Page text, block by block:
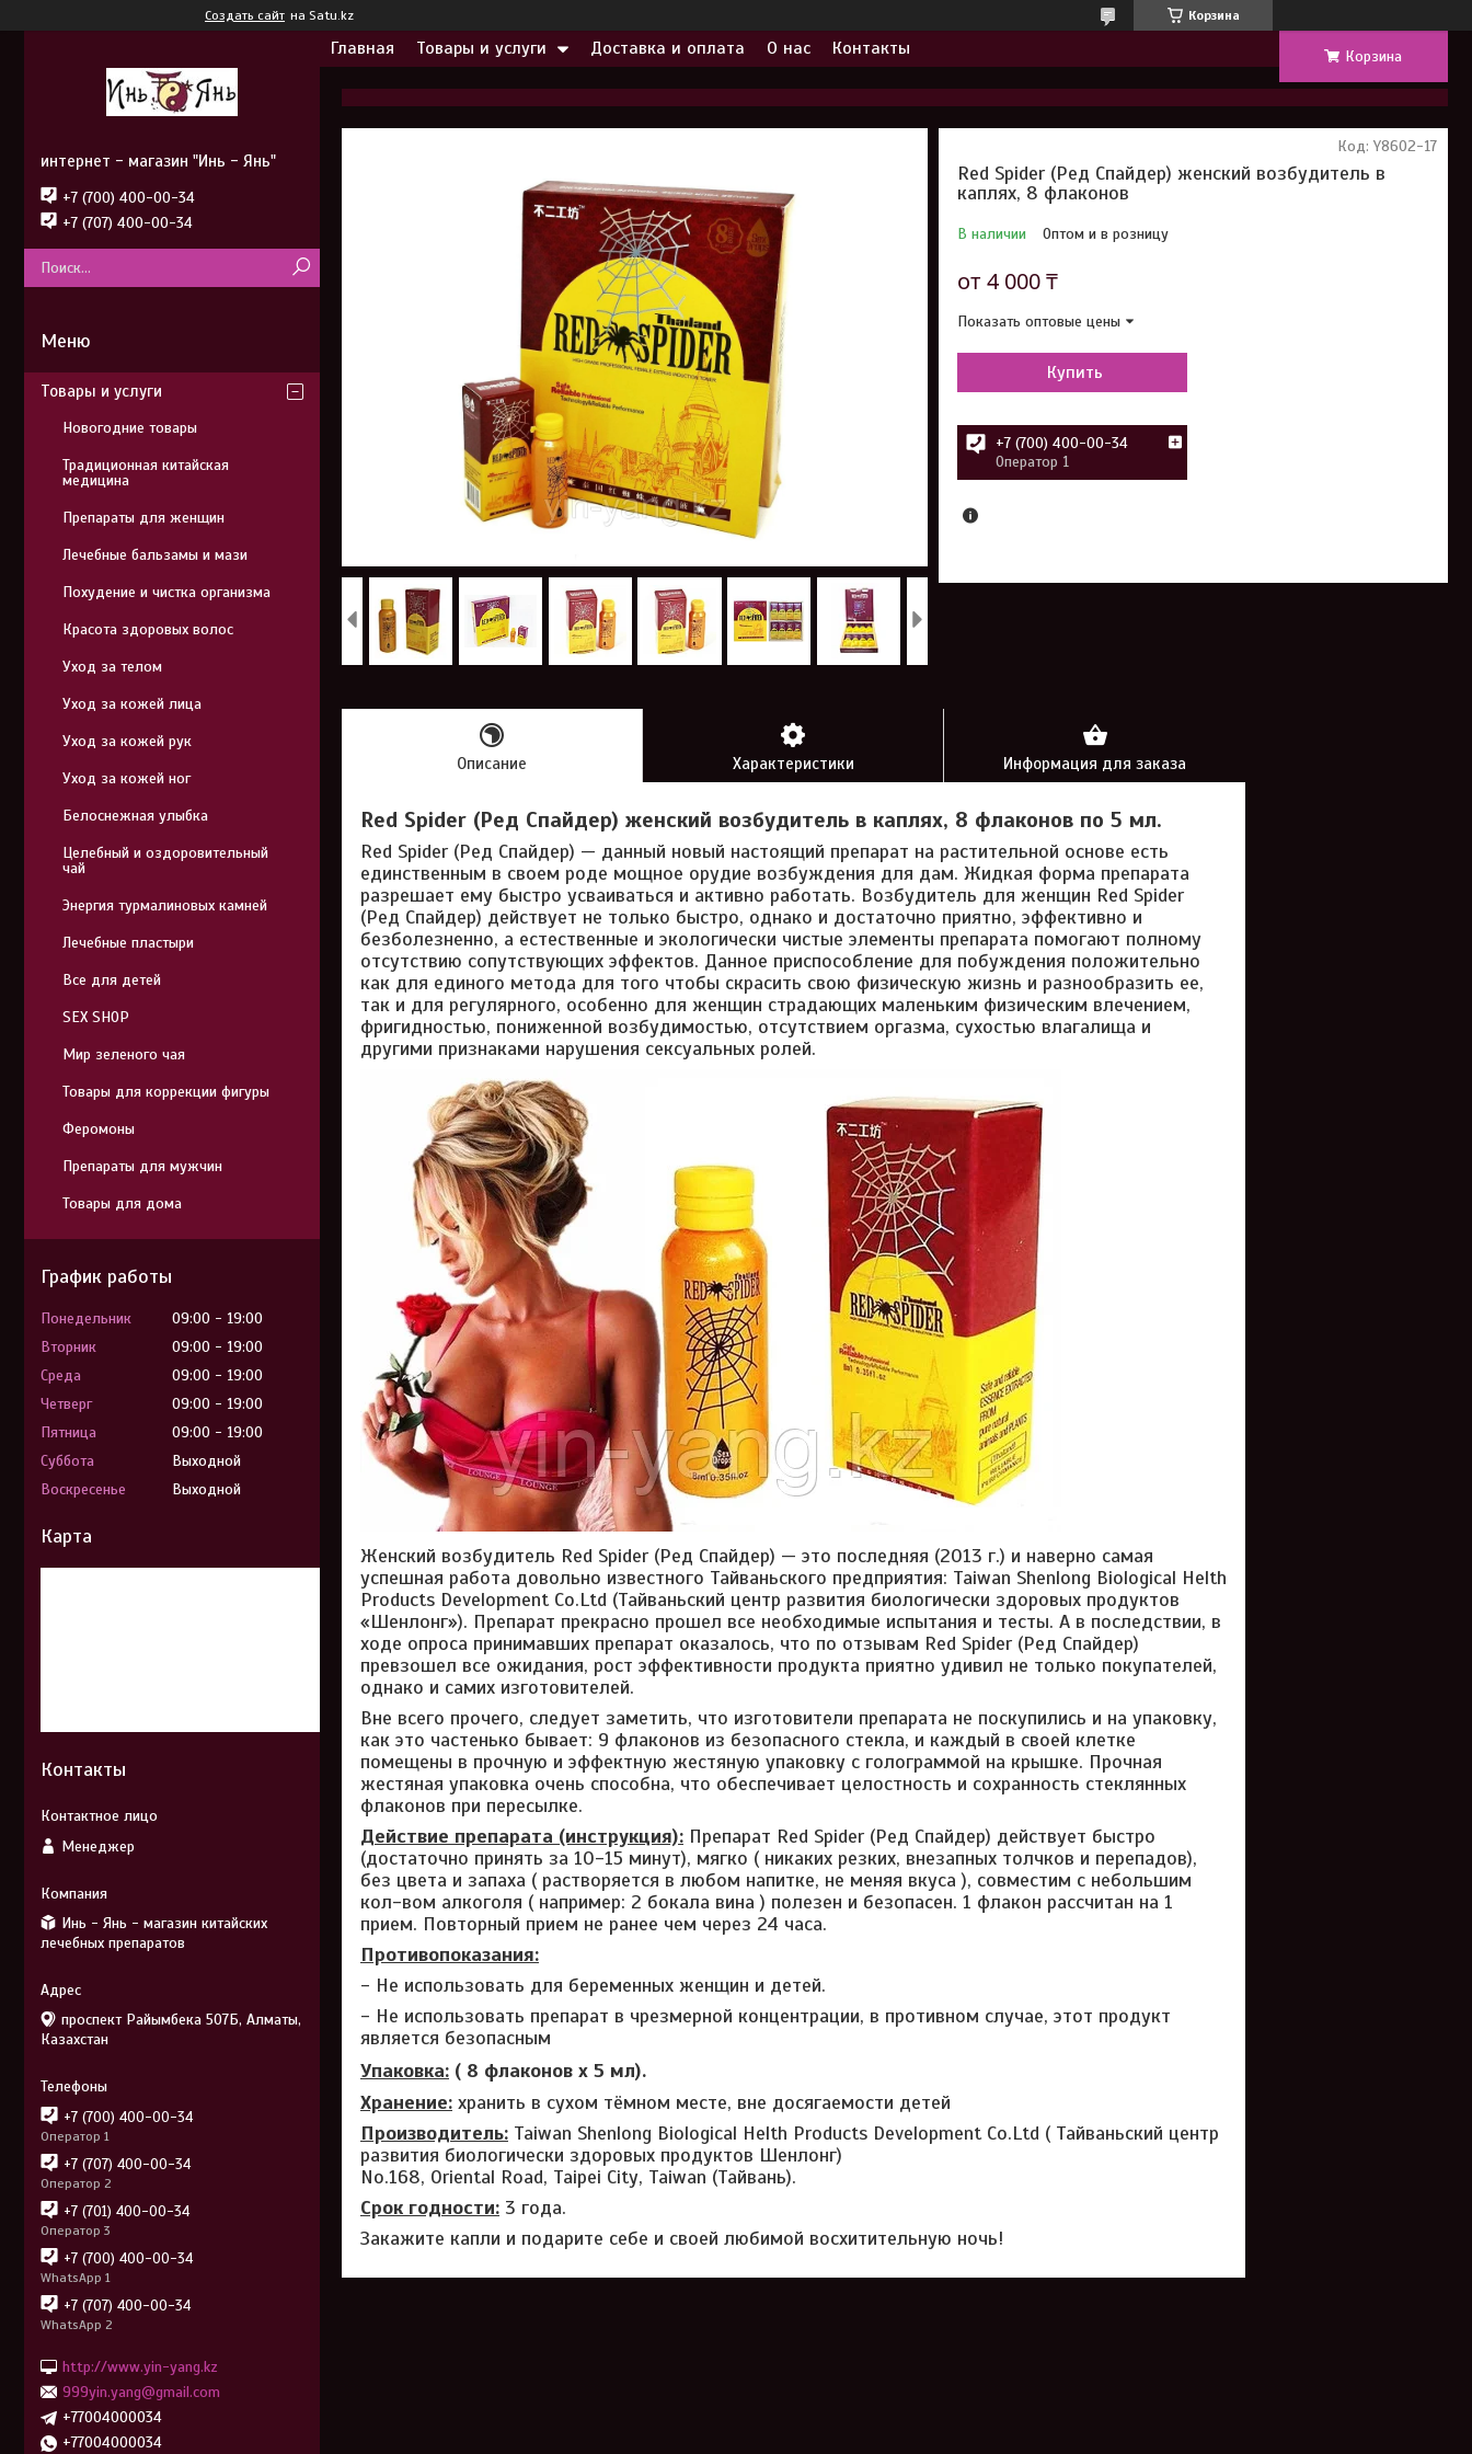
Создать сайт на Satu.kz Корзина
Главная Товары и услуги Доставка и оплата О нас Контакты Корзина
Red Spider (Ред Спайдер) женский возбудитель в
каплях, 8 флаконов
В наличии Оптом и в розницу
Код: Y8602-17
от4 000 ₸
Показать оптовые цены
Купить
+7 (700) 400-00-34
Оператор 1
Описание Характеристики Информация для заказа
Red Spider (Ред Спайдер) женский возбудитель в каплях, 8 флаконов по 5 мл.
Red Spider (Ред Спайдер) — данный новый настоящий препарат на растительной основе есть
единственным в своем роде мощное орудие возбуждения для дам. Жидкая форма препарата
разрешает ему быстро усваиваться и активно работать. Возбудитель для женщин Red Spider
(Ред Спайдер) действует не только быстро, однако и достаточно приятно, эффективно и
безболезненно, а естественные и экологически чистые элементы препарата помогают полному
отсутствию сопутствующих эффектов. Данное приспособление для побуждения положительно
как для единого метода для того чтобы скрасить свою физическую жизнь и разнообразить ее,
так и для регулярного, особенно для женщин страдающих маленьким физическим влечением,
фригидностью, пониженной возбудимостью, отсутствием оргазма, сухостью влагалища и
другими признаками нарушения сексуальных ролей.
Женский возбудитель Red Spider (Ред Спайдер) — это последняя (2013 г.) и наверно самая
успешная работа довольно известного Тайваньского предприятия: Taiwan Shenlong Biological Helth
Products Development Co.Ltd (Тайваньский центр развития биологически здоровых продуктов
«Шенлонг»). Препарат прекрасно прошел все необходимые испытания и тесты. А в последствии, в
ходе опроса принимавших препарат оказалось, что по отзывам Red Spider (Ред Спайдер)
превзошел все ожидания, рост эффективности продукта приятно удивил не только покупателей,
однако и самих изготовителей.
Вне всего прочего, следует заметить, что изготовители препарата не поскупились и на упаковку,
как это частенько бывает: 9 флаконов из безопасного стекла, и каждый в своей клетке
помещены в прочную и эффектную жестяную упаковку с голограммой на крышке. Прочная
жестяная упаковка очень способна, что обеспечивает целостность и сохранность стеклянных
флаконов при пересылке.
Действие препарата (инструкция): Препарат Red Spider (Ред Спайдер) действует быстро
(достаточно принять за 10-15 минут), мягко ( никаких резких, внезапных толчков и перепадов),
без цвета и запаха ( растворяется в любом напитке, не меняя вкуса ), совместим с небольшим
кол-вом алкоголя ( например: 2 бокала вина ) полезен и безопасен. 1 флакон рассчитан на 1
прием. Повторный прием не ранее чем через 24 часа.
Противопоказания:
- Не использовать для беременных женщин и детей.
- Не использовать препарат в чрезмерной концентрации, в противном случае, этот продукт
является безопасным
Упаковка: ( 8 флаконов х 5 мл).
Хранение: хранить в сухом тёмном месте, вне досягаемости детей
Производитель: Taiwan Shenlong Biological Helth Products Development Co.Ltd ( Тайваньский центр
развития биологически здоровых продуктов Шенлонг)
No.168, Oriental Road, Taipei City, Taiwan (Тайвань).
Срок годности: 3 года.
Закажите капли и подарите себе и своей любимой восхитительную ночь!
интернет - магазин "Инь - Янь"
+7 (700) 400-00-34
+7 (707) 400-00-34
Товары и услуги
Новогодние товары
Традиционная китайская
медицина
Препараты для женщин
Лечебные бальзамы и мази
Похудение и чистка организма
Красота здоровых волос
Уход за телом
Уход за кожей лица
Уход за кожей рук
Уход за кожей ног
Белоснежная улыбка
Целебный и оздоровительный
чай
Энергия турмалиновых камней
Лечебные пластыри
Все для детей
SEX SHOP
Мир зеленого чая
Товары для коррекции фигуры
Феромоны
Препараты для мужчин
Товары для дома
График работы
Понедельник 09:00
19:00
Вторник
09:00
19:00
Среда
09:00
19:00
Четверг
09:00
19:00
Пятница
09:00
19:00
Суббота
Выходной
Воскресенье
Выходной
Карта
Контакты
Менеджер
Инь - Янь - магазин китайских
лечебных препаратов
проспект Райымбека 507Б, Алматы,
Казахстан
+7 (700) 400-00-34
Оператор 1
+7 (707) 400-00-34
Оператор 2
+7 (701) 400-00-34
Оператор 3
+7 (700) 400-00-34
WhatsApp 1
+7 (707) 400-00-34
WhatsApp 2
http://www.yin-yang.kz
999yin.yang@gmail.com
+77004000034
+77004000034